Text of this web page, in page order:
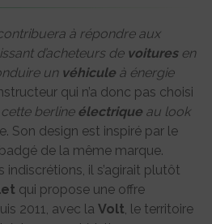
à répondre aux
d’acheteurs de voituresen
un véhicule à énergie
qui n’a donc pas choisi
cette berline électrique au look
Son design est inspiré par le
de la même marque.
indiscrétions, il s’agirait plutôt
qui propose une offre
2011, avec la Volt, le territoire